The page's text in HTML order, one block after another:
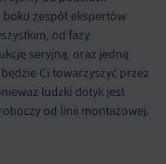
zespół ekspertów
od fazy
seryjną, oraz jedną
Ci towarzyszyć przez
ludzki dotyk jest
od linii montażowej.